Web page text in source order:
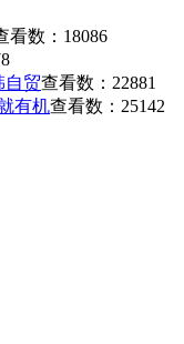
看数：18086
自贸查看数：22881
有机查看数：25142